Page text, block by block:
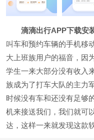
滴滴出行APP下载安
叫车和预约车辆的手机移
大上班族用户的福音，因
学生一来大部分没有收入
族成为了打车大队的主力
时候没有车和还没有足够
机来接送我们，我们就可
达，这样一来就发现这款